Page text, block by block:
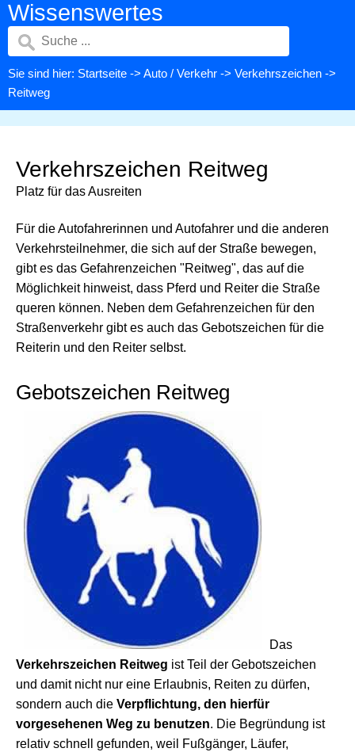
Wissenswertes
Sie sind hier: Startseite -> Auto / Verkehr -> Verkehrszeichen ->
Reitweg
Verkehrszeichen Reitweg
Platz für das Ausreiten
Für die Autofahrerinnen und Autofahrer und die anderen
Verkehrsteilnehmer, die sich auf der Straße bewegen,
gibt es das Gefahrenzeichen "Reitweg", das auf die
Möglichkeit hinweist, dass Pferd und Reiter die Straße
queren können. Neben dem Gefahrenzeichen für den
Straßenverkehr gibt es auch das Gebotszeichen für die
Reiterin und den Reiter selbst.
Gebotszeichen Reitweg
Das
Verkehrszeichen Reitweg ist Teil der Gebotszeichen
und damit nicht nur eine Erlaubnis, Reiten zu dürfen,
sondern auch die Verpflichtung, den hierfür
vorgesehenen Weg zu benutzen. Die Begründung ist
relativ schnell gefunden, weil Fußgänger, Läufer,